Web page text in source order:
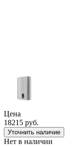
Цена
18215 руб.
Уточнить наличие
Нет в наличии